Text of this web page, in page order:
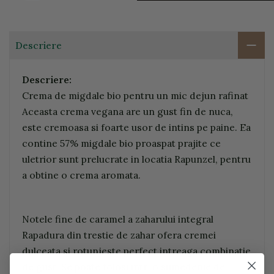
Descriere
Descriere:
Crema de migdale bio pentru un mic dejun rafinat
Aceasta crema vegana are un gust fin de nuca,
este cremoasa si foarte usor de intins pe paine. Ea
contine 57% migdale bio proaspat prajite ce
uletrior sunt prelucrate in locatia Rapunzel, pentru
a obtine o crema aromata.
Notele fine de caramel a zaharului integral
Rapadura din trestie de zahar ofera cremei
dulceata si rotunjeste perfect intreaga combinatie